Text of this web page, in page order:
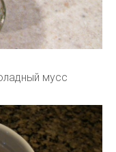
мусс